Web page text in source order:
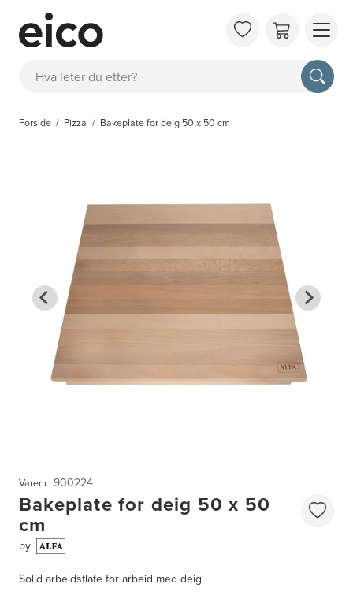
Søk
OM
FAQ
Forside Pizza Bakeplate for deig 50 x 50 cm
Varenr.: 900224
Bakeplate for deig 50 x 50
cm
by
Solid arbeidsflate for arbeid med deig